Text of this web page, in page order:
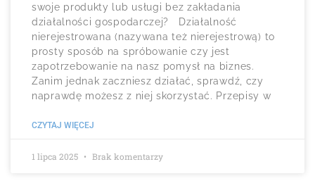
swoje produkty lub usługi bez zakładania
działalności gospodarczej? Działalność
nierejestrowana (nazywana też nierejestrową) to
prosty sposób na spróbowanie czy jest
zapotrzebowanie na nasz pomysł na biznes.
Zanim jednak zaczniesz działać, sprawdź, czy
naprawdę możesz z niej skorzystać. Przepisy w
CZYTAJ WIĘCEJ
1 lipca 2025 Brak komentarzy